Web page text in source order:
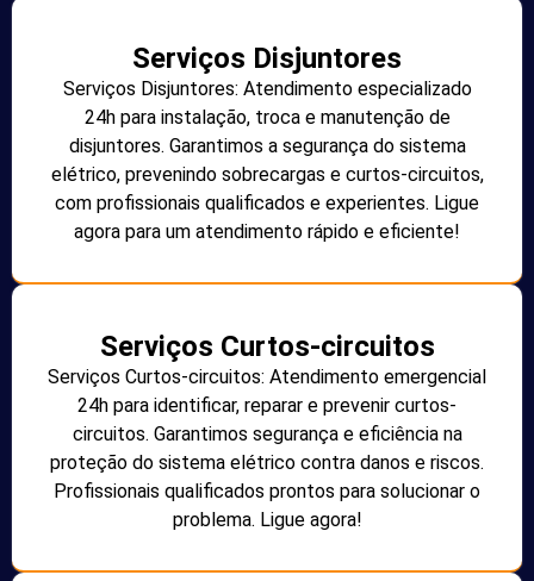
Serviços Disjuntores
Serviços Disjuntores: Atendimento especializado
24h para instalação, troca e manutenção de
disjuntores. Garantimos a segurança do sistema
elétrico, prevenindo sobrecargas e curtos-circuitos,
com profissionais qualificados e experientes. Ligue
agora para um atendimento rápido e eficiente!
Serviços Curtos-circuitos
Serviços Curtos-circuitos: Atendimento emergencial
24h para identificar, reparar e prevenir curtos-
circuitos. Garantimos segurança e eficiência na
proteção do sistema elétrico contra danos e riscos.
Profissionais qualificados prontos para solucionar o
problema. Ligue agora!